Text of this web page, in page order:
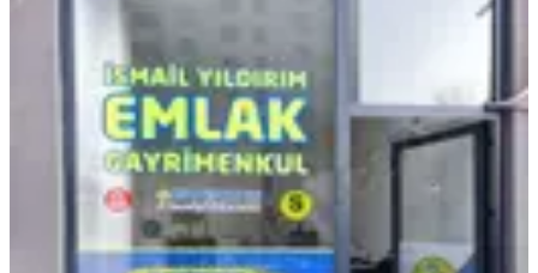
Onikişubat, Gayberli Mahallesi
3+1· 120 m²·26.01.2026
3.100.000 ₺3.200.000 ₺
İSMAİL YILDIRIM EMLAK VE GAYRIMENKUL
DANIŞMANLIĞIİsmail YILDIRIM